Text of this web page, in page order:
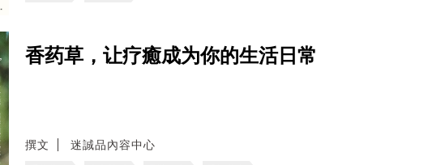
香药草，让疗癒成为你的生活日常
撰文 迷誠品內容中心